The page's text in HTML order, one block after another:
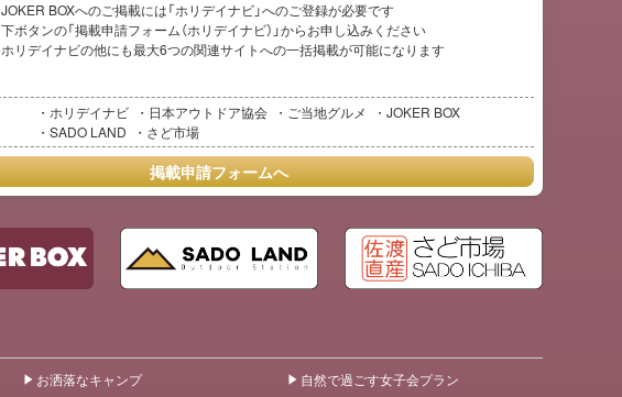
JOKER BOXへのご掲載には「ホリデイナビ」へのご登録が必要です
下ボタンの「掲載申請フォーム（ホリデイナビ）」からお申し込みください
ホリデイナビの他にも最大6つの関連サイトへの一括掲載が可能になります
ホリデイナビ 日本アウトドア協会 ご当地グルメ
JOKER BOX
SADO LAND
さど市場
掲載申請フォームへ
お洒落なキャンプ
自然で過ごす女子会プラン